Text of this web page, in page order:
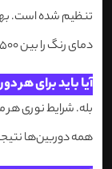
دمای رنگ را بین ۴۵۰۰ تا ۵۵۰۰ تنظیم کنید.
آیا باید برای هر
بله. شرایط نوری
همه دوربین‌ها